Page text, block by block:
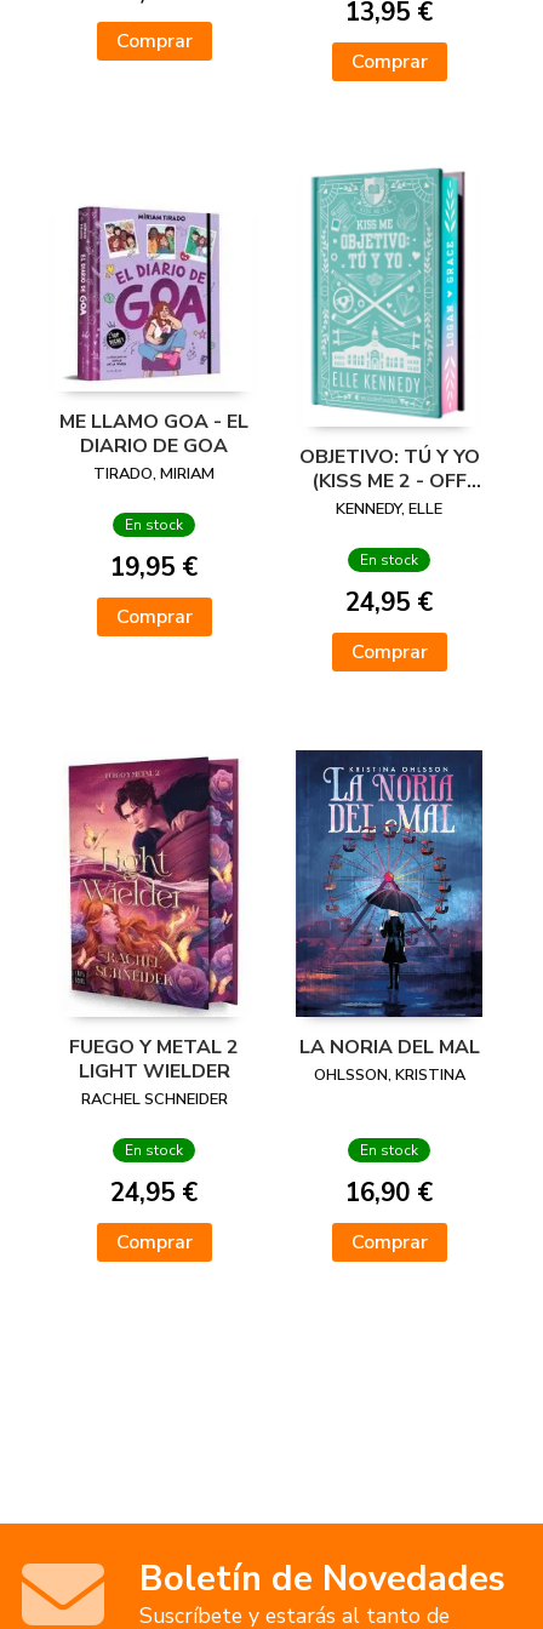
Comprar
13,95 €
Comprar
ME LLAMO GOA - EL
DIARIO DE GOA
TIRADO, MIRIAM
En stock
19,95 €
Comprar
OBJETIVO: TÚ Y YO
(KISS ME 2 - OFF
CAMPUS 2) -
EN TAPA DURA
CON
KENNEDY, ELLE
En stock
24,95 €
Comprar
FUEGO Y METAL 2
LIGHT WIELDER
RACHEL SCHNEIDER
En stock
24,95 €
Comprar
LA NORIA DEL MAL
OHLSSON, KRISTINA
En stock
16,90 €
Comprar
Boletín de Novedades
Suscríbete y estarás al tanto de